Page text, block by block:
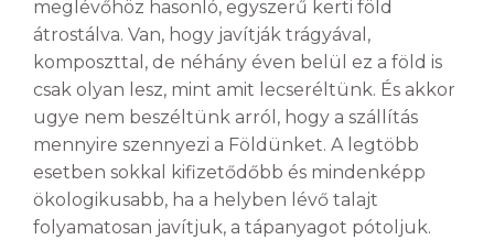
meglévőhöz hasonló, egyszerű kerti föld
átrostálva. Van, hogy javítják trágyával,
komposzttal, de néhány éven belül ez a föld is
csak olyan lesz, mint amit lecseréltünk. És akkor
ugye nem beszéltünk arról, hogy a szállítás
mennyire szennyezi a Földünket. A legtöbb
esetben sokkal kifizetődőbb és mindenképp
ökologikusabb, ha a helyben lévő talajt
folyamatosan javítjuk, a tápanyagot pótoljuk.